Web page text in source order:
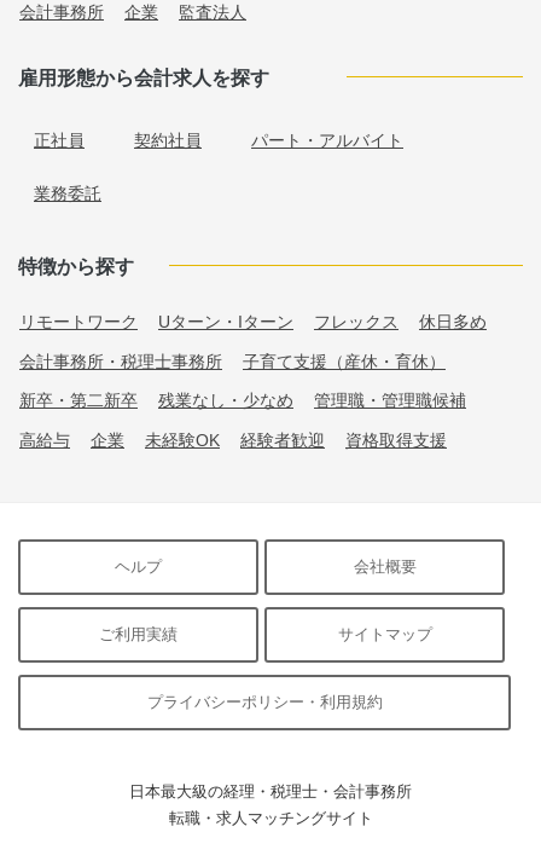
会計事務所 企業 監査法人
雇用形態から会計求人を探す
正社員 契約社員 パート・アルバイト
業務委託
特徴から探す
リモートワーク Uターン・Iターン フレックス 休日多め
会計事務所・税理士事務所 子育て支援（産休・育休）
新卒・第二新卒 残業なし・少なめ 管理職・管理職候補
高給与 企業 未経験OK 経験者歓迎 資格取得支援
ヘルプ 会社概要
ご利用実績 サイトマップ
プライバシーポリシー・利用規約
日本最大級の経理・税理士・会計事務所
転職・求人マッチングサイト